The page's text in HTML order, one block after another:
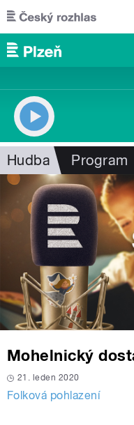
Přejít k hlavnímu obsahu
Hudba Program
Mohelnický
21. leden 2020
Folková pohlazení